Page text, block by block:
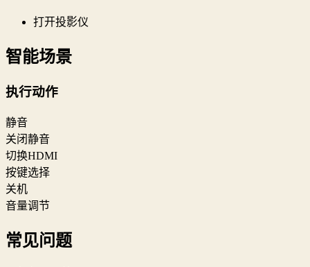
打开投影仪
智能场景
执行动作
静音
关闭静音
切换HDMI
按键选择
关机
音量调节
常见问题